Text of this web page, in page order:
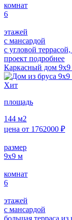
комнат
6
этажей
с мансардой
с угловой
проект подробнее
Каркасный дом
Хит
площадь
144 м2
цена от 1762000 ₽
размер
9х9 м
комнат
6
этажей
с мансардой
большая терраса из